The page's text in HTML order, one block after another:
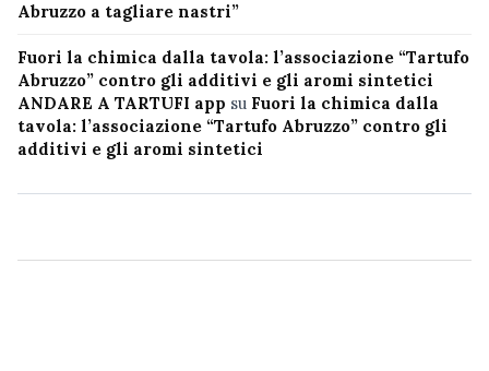
Abruzzo a tagliare nastri”
Fuori la chimica dalla tavola: l’associazione “Tartufo
Abruzzo” contro gli additivi e gli aromi sintetici
ANDARE A TARTUFI app su Fuori la chimica dalla
tavola: l’associazione “Tartufo Abruzzo” contro gli
additivi e gli aromi sintetici